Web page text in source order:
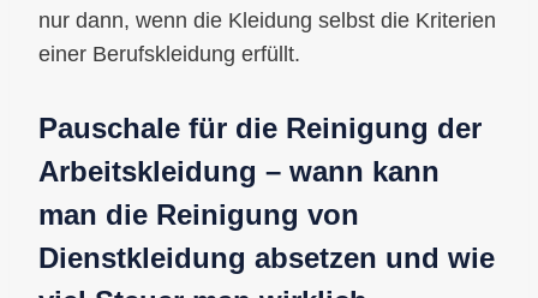
nur dann, wenn die Kleidung selbst die Kriterien
einer Berufskleidung erfüllt.
Pauschale für die Reinigung der
Arbeitskleidung – wann kann
man die Reinigung von
Dienstkleidung absetzen und wie